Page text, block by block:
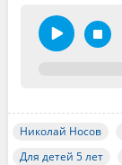
Николай Носов
Для детей 5 лет